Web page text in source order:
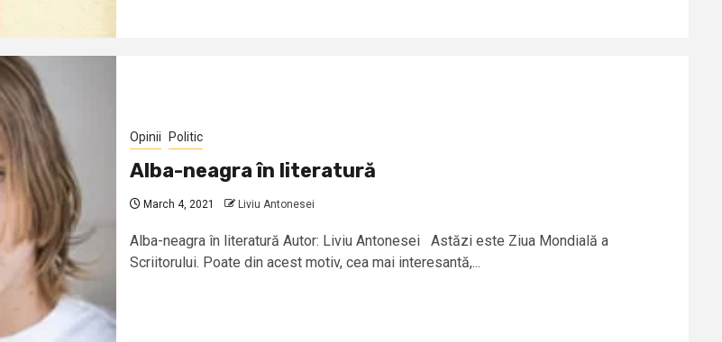
Opinii Politic
Alba-neagra în literatură
March 4, 2021 Liviu Antonesei
Alba-neagra în literatură Autor: Liviu Antonesei Astăzi este Ziua Mondială a
Scriitorului. Poate din acest motiv, cea mai interesantă,...